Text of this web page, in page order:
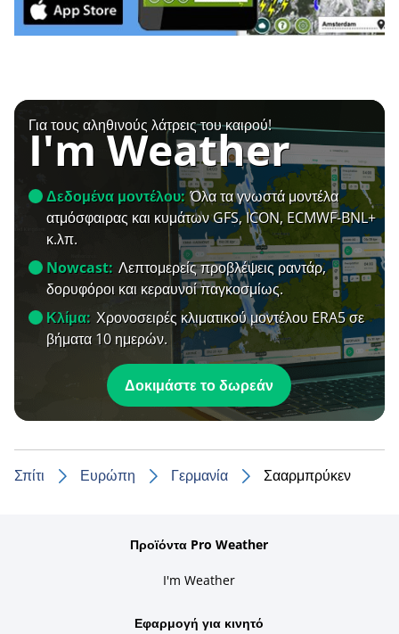
Για τους αληθινούς λάτρεις του καιρού!
I'm Weather
Δεδομένα μοντέλου: Όλα τα γνωστά μοντέλα
ατμόσφαιρας και κυμάτων GFS, ICON, ECMWF-BNL+
κ.λπ.
Nowcast: Λεπτομερείς προβλέψεις ραντάρ,
δορυφόροι και κεραυνοί παγκοσμίως.
Κλίμα: Χρονοσειρές κλιματικού μοντέλου ERA5 σε
βήματα 10 ημερών.
Δοκιμάστε το δωρεάν
Σπίτι Ευρώπη Γερμανία Σααρμπρύκεν
Προϊόντα Pro Weather
I'm Weather
Εφαρμογή για κινητό